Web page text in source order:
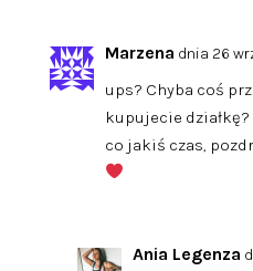
Marzena dnia 26
ups? Chyba coś
kupujecie
co jakiś czas,
Ania Legenza